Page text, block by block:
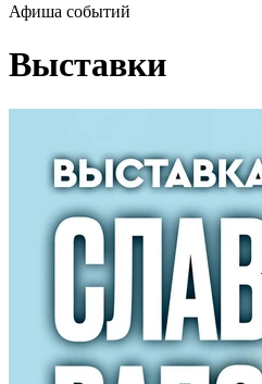
Афиша событий
Выставки